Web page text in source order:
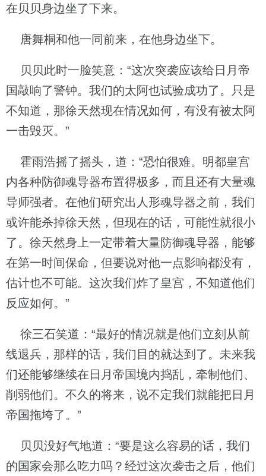
在贝贝身边坐了下来。
唐舞桐和他一同前来，在他身边坐下。
贝贝此时一脸笑意：“这次突袭应该给日月帝
国敲响了警钟。我们的太阿也试验成功了。只是
不知道，那徐天然现在情况如何，有没有被太阿
一击毁灭。”
霍雨浩摇了摇头，道：“恐怕很难。明都皇宫
内各种防御魂导器布置得极多，而且还有大量魂
导师强者。在他们研究出人形魂导器之前，我们
或许能杀掉徐天然，但现在的话，可能性就很小
了。徐天然身上一定带着大量防御魂导器，能够
在第一时间保命，但要说对他一点影响都没有，
估计也不可能。这次我们炸了皇宫，不知道他们
反应如何。”
徐三石笑道：“最好的情况就是他们立刻从前
线退兵，那样的话，我们目的就达到了。未来我
们还能够继续在日月帝国境内捣乱，牵制他们、
削弱他们。不久的将来，说不定我们就能把日月
帝国拖垮了。”
贝贝没好气地道：“要是这么容易的话，我们
的国家会那么吃力吗？经过这次袭击之后，他们